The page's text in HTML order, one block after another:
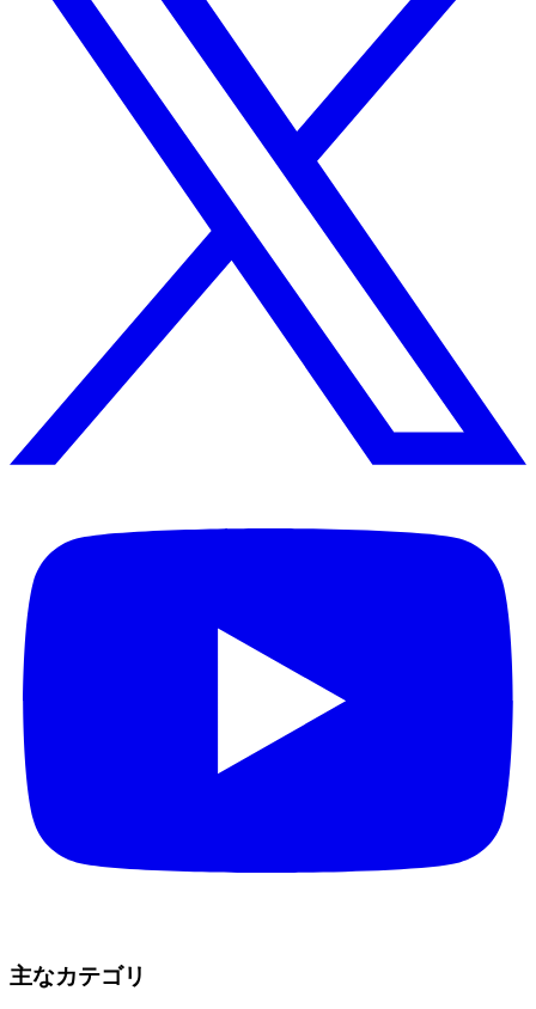
主なカテゴリ